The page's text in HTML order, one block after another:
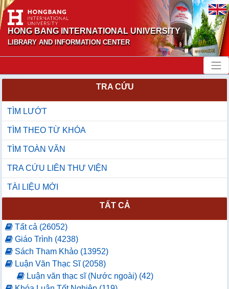
HONG BANG INTERNATIONAL UNIVERSITY
LIBRARY AND INFORMATION CENTER
TRA CỨU
TÌM LƯỚT
TÌM THEO TỪ KHÓA
TÌM TOÀN VĂN
TRA CỨU LIÊN THƯ VIỆN
TÀI LIỆU MỚI
TẤT CẢ
Tất cả (26052)
Giáo Trình (4238)
Sách Tham Khảo (13952)
Luận Văn Thạc Sĩ (2058)
Luận văn thạc sĩ (Nước ngoài) (42)